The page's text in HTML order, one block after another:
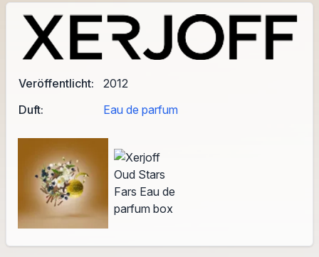
Veröffentlicht:
2012
Duft:
Eau de parfum